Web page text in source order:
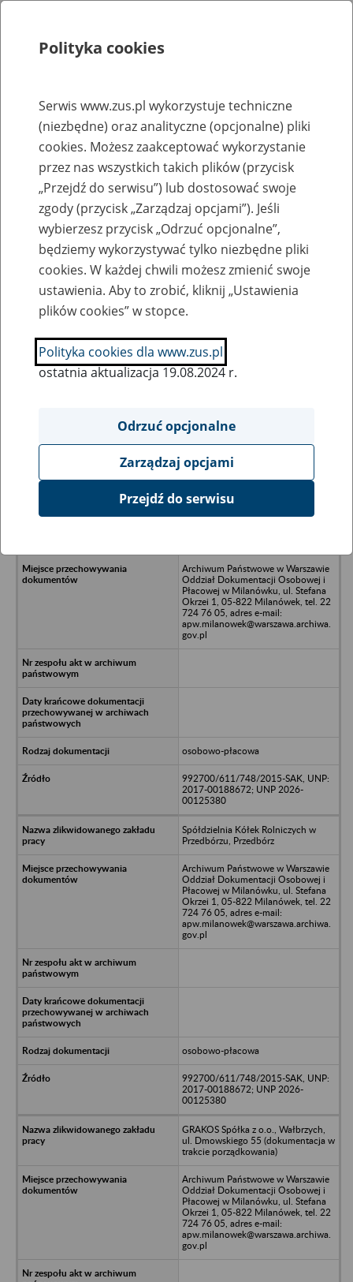
Rejestry, ewidencje i archiwa
Baza zlikwidowanych lub
przekształconych zakładów pracy
Nazwa zakładu pracy:
SZUKAJ
Ukryj wszystkie pozycje bazy
Przedsiębiorstwo Produkcyjno-
Archiwum Państwowe w Warszawie
Oddział Dokumentacji Osobowej i
Płacowej w Milanówku, ul. Stefana
Okrzei 1, 05-822 Milanówek, tel. 22
724 76 05, adres e-mail:
apw.milanowek@warszawa.archiwa.
gov.pl
osobowo-płacowa
992700/611/748/2015-SAK, UNP:
2017-00188672; UNP 2026-
00125380
Spółdzielnia Kółek Rolniczych w
Przedbórzu, Przedbórz
Archiwum Państwowe w Warszawie
Oddział Dokumentacji Osobowej i
Płacowej w Milanówku, ul. Stefana
Okrzei 1, 05-822 Milanówek, tel. 22
724 76 05, adres e-mail:
apw.milanowek@warszawa.archiwa.
gov.pl
osobowo-płacowa
992700/611/748/2015-SAK, UNP:
2017-00188672; UNP 2026-
00125380
GRAKOS Spółka z o.o., Wałbrzych,
ul. Dmowskiego 55 (dokumentacja w
trakcie porządkowania)
Archiwum Państwowe w Warszawie
Oddział Dokumentacji Osobowej i
Płacowej w Milanówku, ul. Stefana
Okrzei 1, 05-822 Milanówek, tel. 22
724 76 05, adres e-mail:
apw.milanowek@warszawa.archiwa.
gov.pl
Polityka cookies
Serwis www.zus.pl wykorzystuje techniczne
(niezbędne) oraz analityczne (opcjonalne) pliki
cookies. Możesz zaakceptować wykorzystanie
przez nas wszystkich takich plików (przycisk
„Przejdź do serwisu”) lub dostosować swoje
zgody (przycisk „Zarządzaj opcjami”). Jeśli
wybierzesz przycisk „Odrzuć opcjonalne”,
będziemy wykorzystywać tylko niezbędne pliki
cookies. W każdej chwili możesz zmienić swoje
ustawienia. Aby to zrobić, kliknij „Ustawienia
plików cookies” w stopce.
Polityka cookies dla www.zus.pl
ostatnia aktualizacja 19.08.2024 r.
Odrzuć opcjonalne
Zarządzaj opcjami
Przejdź do serwisu